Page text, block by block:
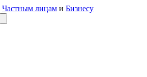
Частным лицам и Бизнесу